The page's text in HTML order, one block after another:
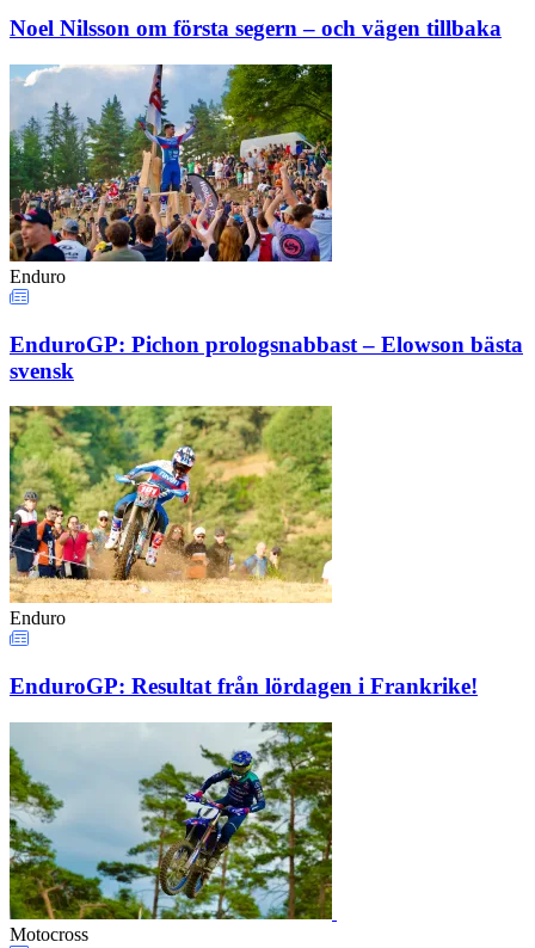
Noel Nilsson om första segern – och vägen tillbaka
Enduro
EnduroGP: Pichon prologsnabbast – Elowson bästa
svensk
Enduro
EnduroGP: Resultat från lördagen i Frankrike!
Motocross